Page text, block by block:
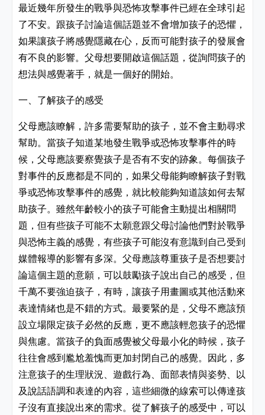
最近幾年所發生的戰爭與恐怖攻擊事件已經在全球引起
了不安。跟孩子討論這個話題並不會增加孩子的恐懼，
如果讓孩子將感覺隱藏在心，反而可能對孩子的發展會
有不良的影響。父母想要開啟這個話題，從詢問孩子的
想法與感覺著手，就是一個好的開始。
一、了解孩子的感受
父母應該瞭解，許多需要幫助的孩子，並不會主動尋求
幫助。當孩子知道某地發生戰爭或恐怖攻擊事件的時
候，父母應該要察覺孩子是否有不安的跡象。每個孩子
對事件的反應都是不同的，如果父母能夠瞭解孩子對戰
爭或恐怖攻擊事件的感覺，就比較能夠知道該如何去幫
助孩子。雖然年齡較小的孩子可能會主動提出相關問
題，但有些孩子可能不太願意跟父母討論他們對於戰爭
與恐怖主義的感覺，有些孩子可能沒有意識到自己受到
媒體報導的影響有多深。父母應該尊重孩子是否想要討
論這個主題的意願，可以鼓勵孩子說出自己的感受，但
千萬不要強迫孩子，有時，讓孩子用畫圖或其他活動來
表達情緒也是不錯的方式。最要緊的是，父母不應該預
設立場限定孩子必然的反應，更不應該輕忽孩子的恐懼
與焦慮。當孩子的負面感覺被父母最小化的時候，孩子
往往會感到尷尬羞愧而更加封閉自己的感覺。因此，多
注意孩子的生理狀況、遊戲行為、面部表情與姿勢、以
及說話語調和表達的內容，這些細微的線索可以傳達孩
子沒有直接說出來的需求。從了解孩子的感受中，可以